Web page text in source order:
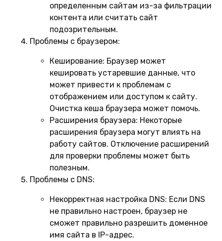
определенным сайтам из-за фильтрации
контента или считать сайт
подозрительным.
Проблемы с браузером:
Кеширование: Браузер может
кешировать устаревшие данные, что
может привести к проблемам с
отображением или доступом к сайту.
Очистка кеша браузера может помочь.
Расширения браузера: Некоторые
расширения браузера могут влиять на
работу сайтов. Отключение расширений
для проверки проблемы может быть
полезным.
Проблемы с DNS:
Некорректная настройка DNS: Если DNS
не правильно настроен, браузер не
сможет правильно разрешить доменное
имя сайта в IP-адрес.